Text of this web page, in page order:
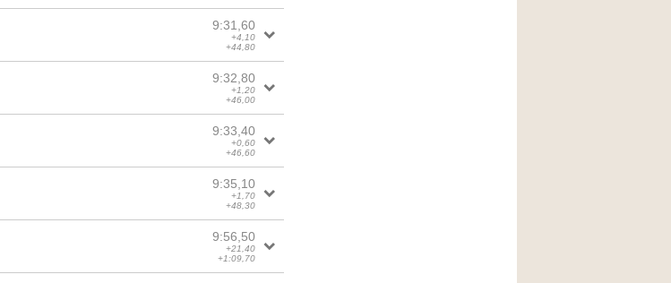
9:31,60
+4,10
+44,80
9:32,80
+1,20
+46,00
9:33,40
+0,60
+46,60
9:35,10
+1,70
+48,30
9:56,50
+21,40
+1:09,70